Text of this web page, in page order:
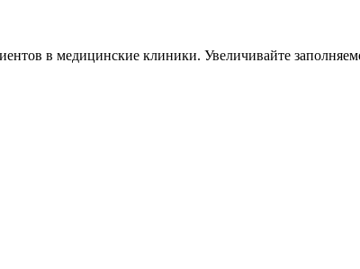
в медицинские клиники. Увеличивайте